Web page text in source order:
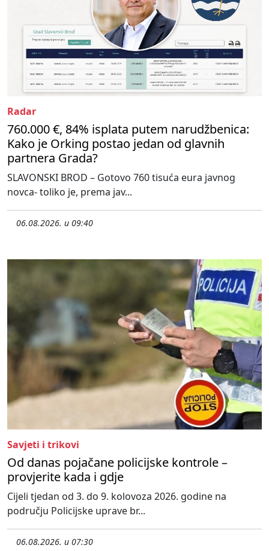
Radar
760.000 €, 84% isplata putem narudžbenica:
Kako je Orking postao jedan od glavnih
partnera Grada?
SLAVONSKI BROD – Gotovo 760 tisuća eura javnog
novca- toliko je, prema jav...
06.08.2026. u 09:40
Savjeti i trikovi
Od danas pojačane policijske kontrole –
provjerite kada i gdje
Cijeli tjedan od 3. do 9. kolovoza 2026. godine na
području Policijske uprave br...
06.08.2026. u 07:30